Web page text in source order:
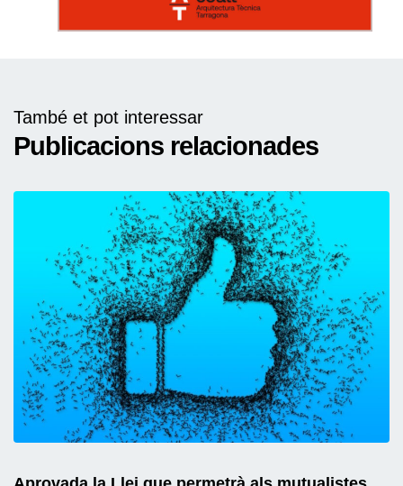
També et pot interessar
Publicacions relacionades